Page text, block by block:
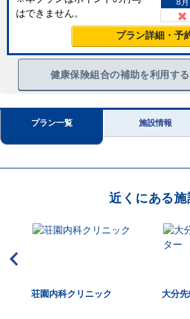
はできません。
8月
プラン詳細・予
健康保険組合の補助を利用す
プラン一覧 施設情報
近くにある施
荘園内科クリニック 大分